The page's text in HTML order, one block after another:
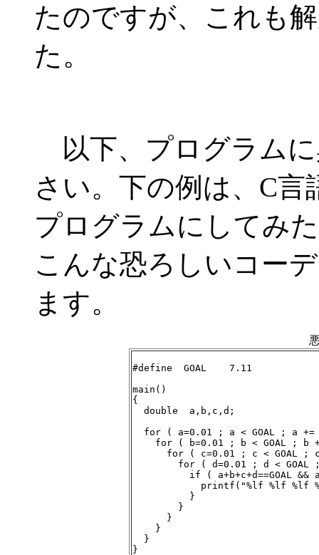
たのですが、これも
た。
以下、プログラム
さい。下の例は、C
プログラムにしてみ
こんな恐ろしいコー
ます。
#define  GOAL    7.11
main()
{
  double  a,b,c,d;
for ( a=0.01 ; a < GOAL ; a +=
for ( b=0.01 ; b < GOAL ; b
for ( c=0.01 ; c < GOAL ;
for ( d=0.01 ; d < GOAL
if ( a+b+c+d==GOAL &&
printf("%lf %lf %lf
          }
        }
      }
    }
  }
}